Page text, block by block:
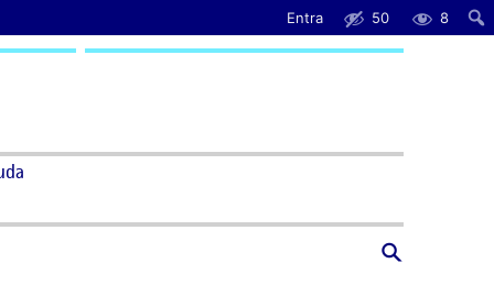
Entra 50 8